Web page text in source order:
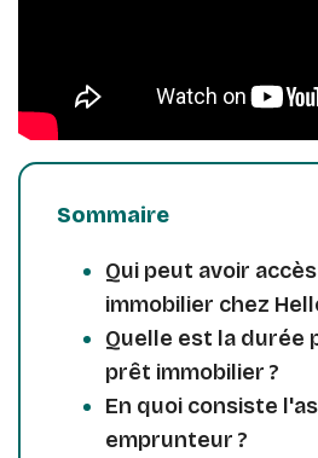
Sommaire
Qui peut avoir
immobilier chez
Quelle est la durée
prêt immobilier ?
En quoi consiste
emprunteur ?